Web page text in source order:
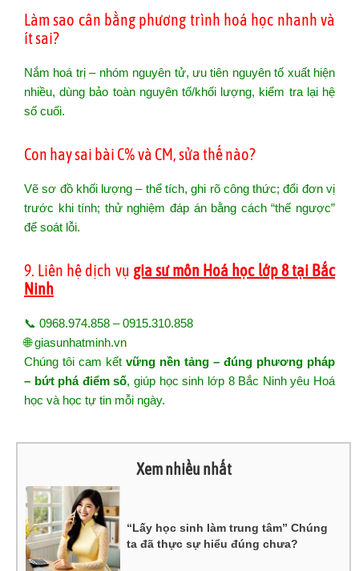
Làm sao cân bằng phương trình hoá học nhanh và
ít sai?
Nắm hoá trị – nhóm nguyên tử, ưu tiên nguyên tố xuất hiện
nhiều, dùng bảo toàn nguyên tố/khối lượng, kiểm tra lại hệ
số cuối.
Con hay sai bài C% và CM, sửa thế nào?
Vẽ sơ đồ khối lượng – thể tích, ghi rõ công thức; đổi đơn vị
trước khi tính; thử nghiệm đáp án bằng cách “thế ngược”
để soát lỗi.
9. Liên hệ dịch vụ gia sư môn Hoá học lớp 8 tại Bắc
Ninh
📞 0968.974.858 – 0915.310.858
🌐giasunhatminh.vn
Chúng tôi cam kết vững nền tảng – đúng phương pháp
– bứt phá điểm số, giúp học sinh lớp 8 Bắc Ninh yêu Hoá
học và học tự tin mỗi ngày.
Xem nhiều nhất
“Lấy học sinh làm trung tâm” Chúng
ta đã thực sự hiểu đúng chưa?